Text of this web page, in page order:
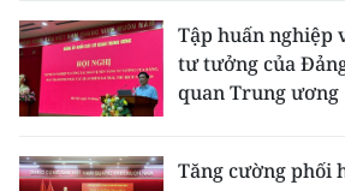
CHUYÊN ĐỀ
CÁC CHUYÊN TRANG
VỀ BÁO NHÂN DÂN
Tập huấn nghiệp
tư tưởng của
quan Trung ương
Tăng cường phối